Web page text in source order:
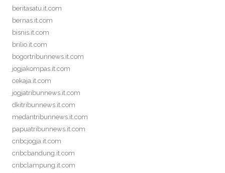
beritasatu.it.com
bernas.it.com
bisnis.it.com
brilio.it.com
bogortribunnews.it.com
jogjakompas.it.com
cekaja.it.com
jogjatribunnews.it.com
dkitribunnews.it.com
medantribunnews.it.com
papuatribunnews.it.com
cnbcjogja.it.com
cnbcbandung.it.com
cnbclampung.it.com